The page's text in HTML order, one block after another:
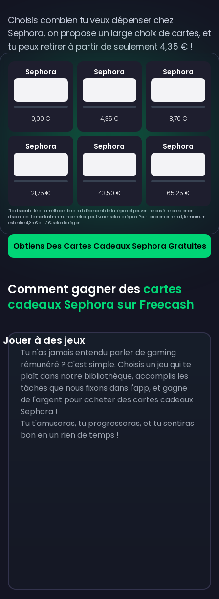
Obtiens Des Cartes Cadeaux Sephora Gratuites
Sephora
0,00 €
Sephora
4,35 €
Sephora
8,70 €
Sephora
21,75 €
Sephora
43,50 €
Sephora
65,25 €
*La disponibilité et la méthode de retrait dépendent de ta région et peuvent ne pas être directement
disponibles. Le montant minimum de retrait peut varier selon la région. Pour ton premier retrait, le minimum
est entre 4,35 € et 17 €, selon ta région.
Choisis combien tu veux dépenser chez
Sephora, on propose un large choix de cartes, et
tu peux retirer à partir de seulement 4,35 € !
Comment gagner des cartes
cadeaux Sephora sur Freecash
Jouer à des jeux
Tu n'as jamais entendu parler de gaming
rémunéré ? C'est simple. Choisis un jeu qui te
plaît dans notre bibliothèque, accomplis les
tâches que nous fixons dans l'app, et gagne
de l'argent pour acheter des cartes cadeaux
Sephora !
Tu t'amuseras, tu progresseras, et tu sentiras
bon en un rien de temps !